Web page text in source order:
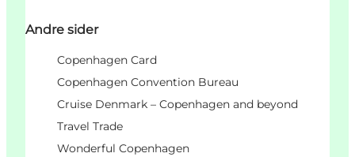
Andre sider
Copenhagen Card
Copenhagen Convention Bureau
Cruise Denmark – Copenhagen and beyond
Travel Trade
Wonderful Copenhagen